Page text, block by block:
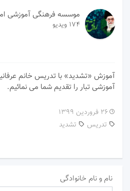
موسسه فرهنگی آموزشی
174 ویدیو
آموزش «تشدید» با تدریس خانم
آموزشی تبار را تقدیم شما می نمائیم.
۲۶ فروردین ۱۳۹۹
تدریس
تشدید
نام و نام خانوادگی